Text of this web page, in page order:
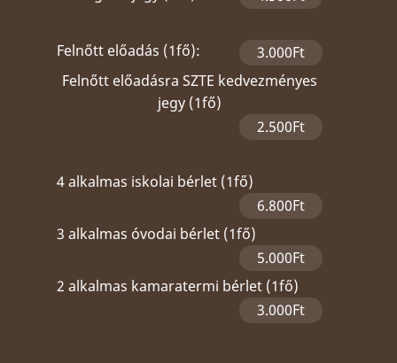
Felnőtt előadás (1fő):
3.000Ft
Felnőtt előadásra SZTE kedvezményes
jegy (1fő)
2.500Ft
4 alkalmas iskolai bérlet (1fő)
6.800Ft
3 alkalmas óvodai bérlet (1fő)
5.000Ft
2 alkalmas kamaratermi bérlet (1fő)
3.000Ft